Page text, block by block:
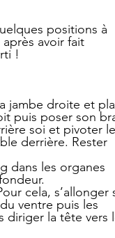
positions à
avoir fait
!
jambe droite et
puis poser son
soi et pivoter le
derrière. Rester
dans les organes
cela, s’allonger
ventre puis les
diriger la tête vers